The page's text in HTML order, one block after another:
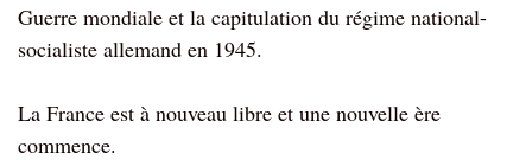
Guerre mondiale et la capitulation du régime national-
socialiste allemand en 1945.
La France est à nouveau libre et une nouvelle ère
commence.